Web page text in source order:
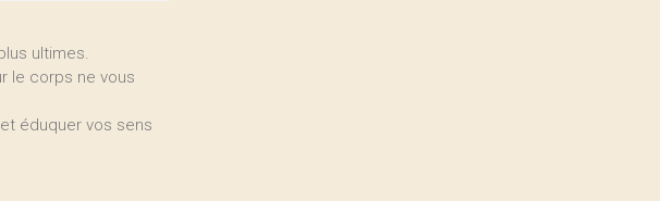
ultimes.
le corps ne vous
éduquer vos sens